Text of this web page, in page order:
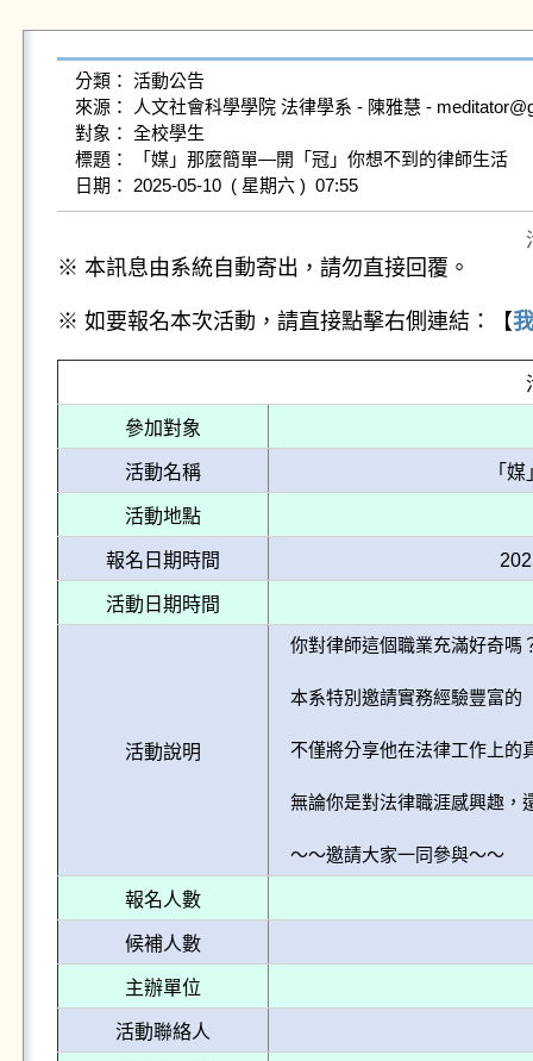
分類： 活動公告
來源： 人文社會科學學院 法律學系 - 陳雅慧 -
對象： 全校學生
標題： 「媒」那麼簡單—開「冠」你想不到的律師生活
日期： 2025-05-10  ( 星期六 )  07:55
※ 本訊息由系統自動寄出，請勿直接回覆。
※ 如要報名本次活動，請直接點擊右側連結：【
參加對象
活動名稱 「
活動地點
報名日期時間
活動日期時間
活動說明
你對律師這個職業充滿好奇嗎
本系特別邀請實務經驗豐富的
不僅將分享他在法律工作上的
無論你是對法律職涯感興趣，
～～邀請大家一同參與～～
報名人數
候補人數
主辦單位
活動聯絡人